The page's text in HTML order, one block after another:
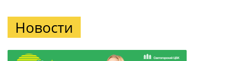
Новости